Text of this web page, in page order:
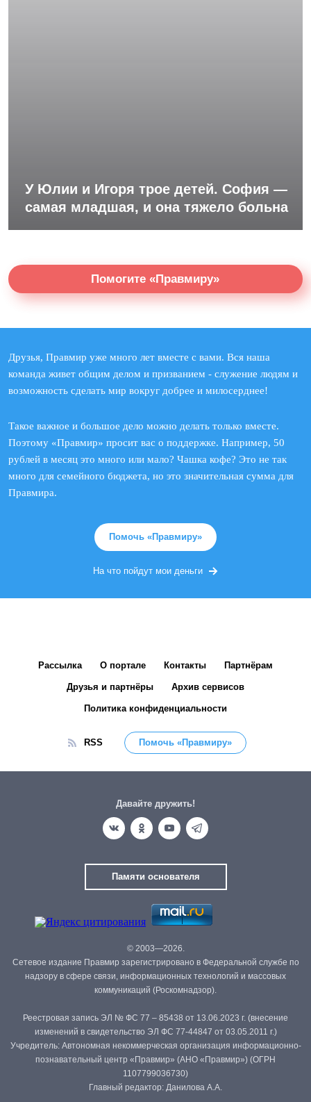
У Юлии и Игоря трое детей. София —
самая младшая, и она тяжело больна
Помогите «Правмиру»
Друзья, Правмир уже много лет вместе с вами. Вся наша
команда живет общим делом и призванием - служение людям и
возможность сделать мир вокруг добрее и милосерднее!
Такое важное и большое дело можно делать только вместе.
Поэтому «Правмир» просит вас о поддержке. Например, 50
рублей в месяц это много или мало? Чашка кофе? Это не так
много для семейного бюджета, но это значительная сумма для
Правмира.
Помочь «Правмиру»
На что пойдут мои деньги
Рассылка О портале Контакты Партнёрам
Друзья и партнёры Архив сервисов
Политика конфиденциальности
RSS Помочь «Правмиру»
Давайте дружить!
Памяти основателя
© 2003—2026.
Сетевое издание Правмир зарегистрировано в Федеральной службе по
надзору в сфере связи, информационных технологий и массовых
коммуникаций (Роскомнадзор).
Реестровая запись ЭЛ № ФС 77 – 85438 от 13.06.2023 г. (внесение
изменений в свидетельство ЭЛ ФС 77-44847 от 03.05.2011 г.)
Учредитель: Автономная некоммерческая организация информационно-
познавательный центр «Правмир» (АНО «Правмир») (ОГРН
1107799036730)
Главный редактор: Данилова А.А.